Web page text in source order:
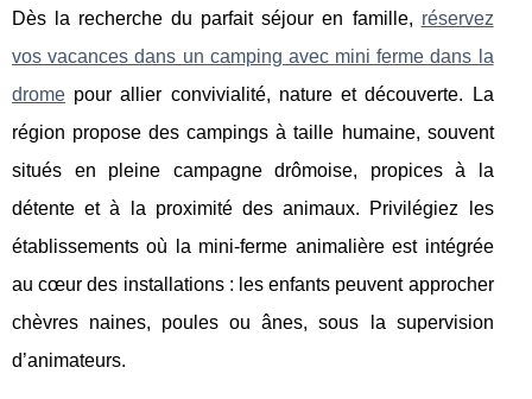
Dès la recherche du parfait séjour en famille, réservez
vos vacances dans un camping avec mini ferme dans la
drome pour allier convivialité, natureet découverte. La
région propose des campings à taille humaine, souvent
situés en pleine campagne drômoise, propices à la
détente et à la proximité des animaux. Privilégiez les
établissements où la mini-ferme animalière est intégrée
au cœur des installations : les enfants peuvent approcher
chèvres naines, poules ou ânes, sous la supervision
d’animateurs.